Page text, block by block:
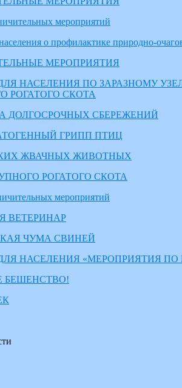
мероприятий
о профилактике природно-
МЕРОПРИЯТИЯ
НАСЕЛЕНИЯ ПО ЗАРАЗНОМУ
РОГАТОГО СКОТА
ДОЛГОСРОЧНЫХ СБЕРЕЖЕНИЙ
ГРИПП ПТИЦ
ЖВАЧНЫХ ЖИВОТНЫХ
РОГАТОГО СКОТА
мероприятий
ВЕТЕРИНАР
ЧУМА СВИНЕЙ
НАСЕЛЕНИЯ «МЕРОПРИЯТИЯ
БЕШЕНСТВО!